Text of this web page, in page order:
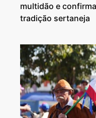
multidão e
tradição sertaneja